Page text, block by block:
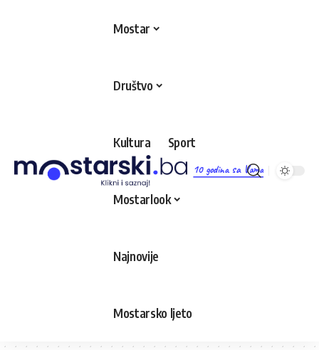
10 godina sa Vama
Mostar
Društvo
Kultura Sport
Mostarlook
Najnovije
Mostarsko ljeto